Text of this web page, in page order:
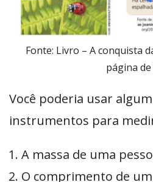
Fonte: Livro – A conquista
página de
Você poderia usar
instrumentos para
A massa de uma
O comprimento de